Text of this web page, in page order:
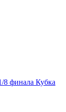
8 финала Кубка